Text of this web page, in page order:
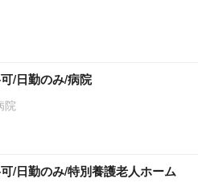
/日勤のみ/病院
院
/日勤のみ/特別養護老人ホーム